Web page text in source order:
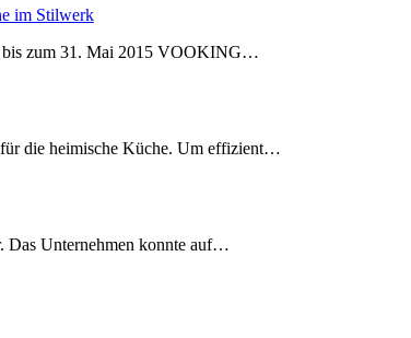
im Stilwerk
bis zum 31. Mai 2015 VOOKING…
für die heimische Küche. Um effizient…
Das Unternehmen konnte auf…